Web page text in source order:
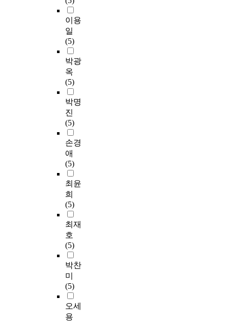
이용
일
(5)
박광
옥
(5)
박명
진
(5)
손경
애
(5)
최윤
희
(5)
최재
호
(5)
박찬
미
(5)
오세
용